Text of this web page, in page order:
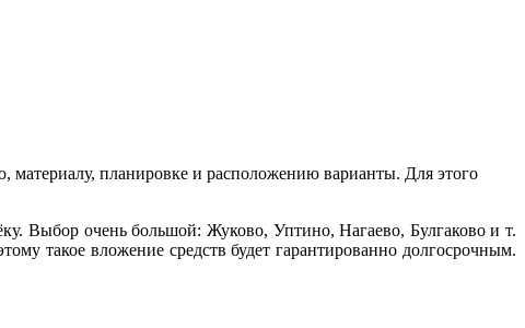
материалу, планировке и расположению варианты. Для этого
Выбор очень большой: Жуково, Уптино, Нагаево, Булгаково и т.
такое вложение средств будет гарантированно долгосрочным.